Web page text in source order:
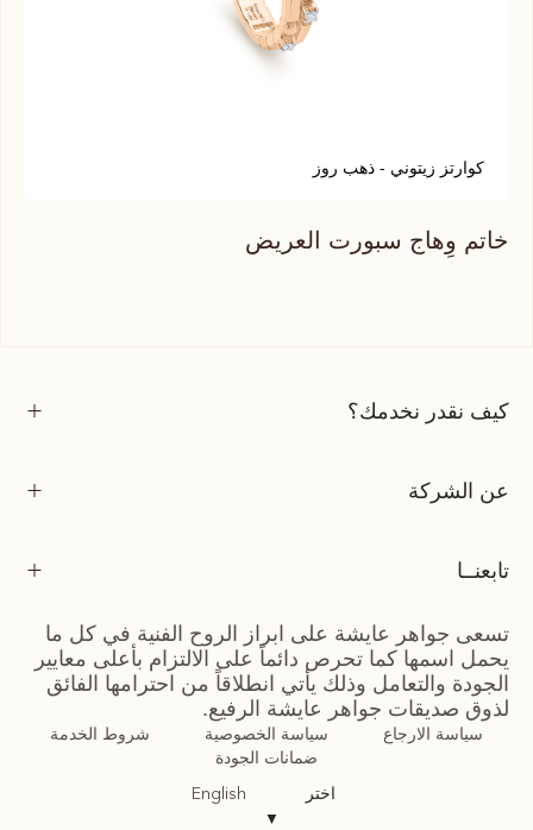
كوارتز زيتوني - ذهب روز
خاتم وِهاج سبورت العريض
كيف نقدر نخدمك؟
عن الشركة
تابعنــا
تسعى جواهر عايشة على ابراز الروح الفنية في كل ما
يحمل اسمها كما تحرص دائماً على الالتزام بأعلى معايير
الجودة والتعامل وذلك يأتي انطلاقاً من احترامها الفائق
لذوق صديقات جواهر عايشة الرفيع.
سياسة الارجاع سياسة الخصوصية
شروط الخدمة
ضمانات الجودة
اختر
▼
English